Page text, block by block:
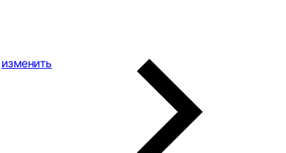
изменить